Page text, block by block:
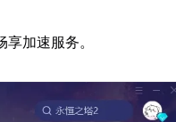
加速服务。